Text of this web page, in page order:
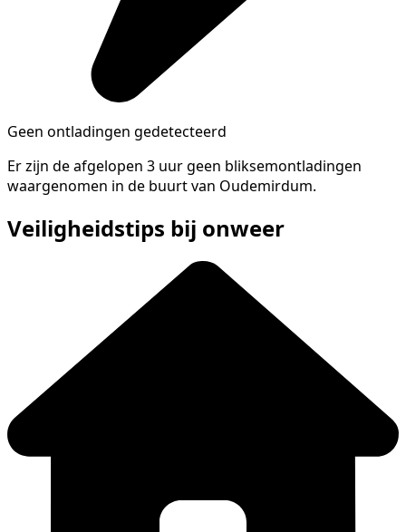
Geen ontladingen gedetecteerd
Er zijn de afgelopen 3 uur geen bliksemontladingen
waargenomen in de buurt van Oudemirdum.
Veiligheidstips bij onweer